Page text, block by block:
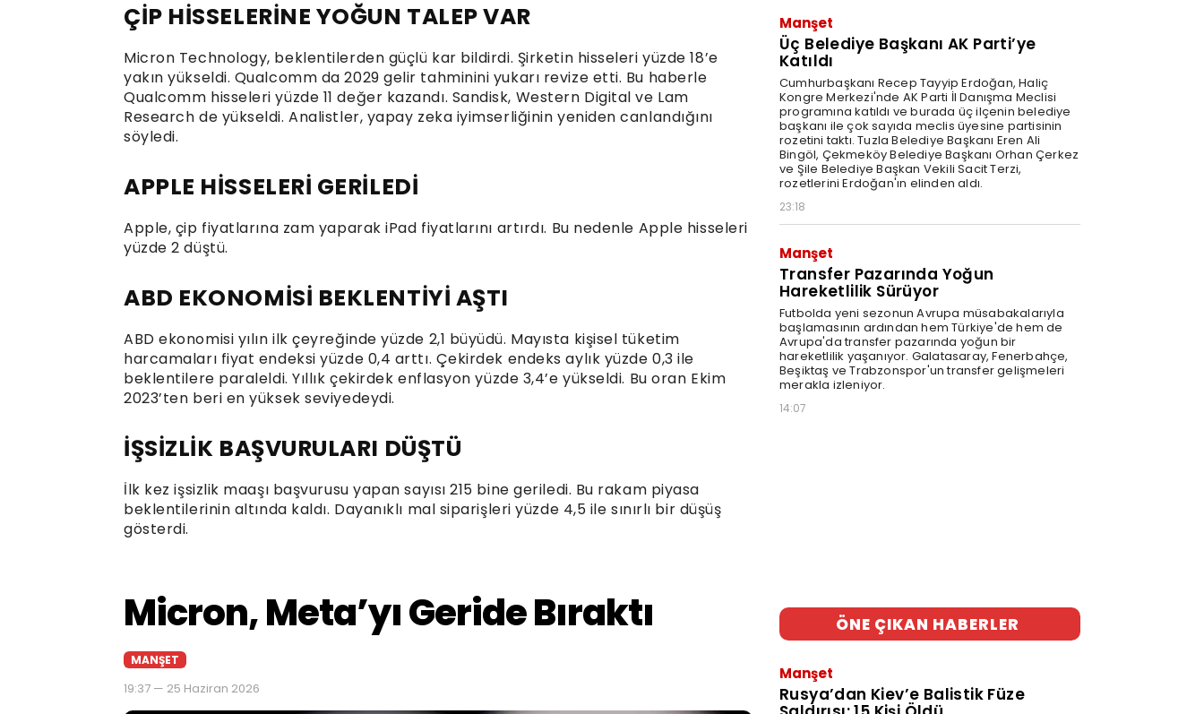
ÇİP HİSSELERİNE YOĞUN TALEP VAR
Micron Technology, beklentilerden güçlü kar bildirdi. Şirketin hisseleri yüzde 18’e
yakın yükseldi. Qualcomm da 2029 gelir tahminini yukarı revize etti. Bu haberle
Qualcomm hisseleri yüzde 11 değer kazandı. Sandisk, Western Digital ve Lam
Research de yükseldi. Analistler, yapay zeka iyimserliğinin yeniden canlandığını
söyledi.
APPLE HİSSELERİ GERİLEDİ
Apple, çip fiyatlarına zam yaparak iPad fiyatlarını artırdı. Bu nedenle Apple hisseleri
yüzde 2 düştü.
ABD EKONOMİSİ BEKLENTİYİ AŞTI
ABD ekonomisi yılın ilk çeyreğinde yüzde 2,1 büyüdü. Mayısta kişisel tüketim
harcamaları fiyat endeksi yüzde 0,4 arttı. Çekirdek endeks aylık yüzde 0,3 ile
beklentilere paraleldi. Yıllık çekirdek enflasyon yüzde 3,4’e yükseldi. Bu oran Ekim
2023’ten beri en yüksek seviyedeydi.
İŞSİZLİK BAŞVURULARI DÜŞTÜ
İlk kez işsizlik maaşı başvurusu yapan sayısı 215 bine geriledi. Bu rakam piyasa
beklentilerinin altında kaldı. Dayanıklı mal siparişleri yüzde 4,5 ile sınırlı bir düşüş
gösterdi.
Manşet
Üç Belediye Başkanı AK Parti’ye
Katıldı
Cumhurbaşkanı Recep Tayyip Erdoğan, Haliç
Kongre Merkezi'nde AK Parti İl Danışma Meclisi
programına katıldı ve burada üç ilçenin belediye
başkanı ile çok sayıda meclis üyesine partisinin
rozetini taktı. Tuzla Belediye Başkanı Eren Ali
Bingöl, Çekmeköy Belediye Başkanı Orhan Çerkez
ve Şile Belediye Başkan Vekili Sacit Terzi,
rozetlerini Erdoğan'ın elinden aldı.
23:18
Manşet
Transfer Pazarında Yoğun
Hareketlilik Sürüyor
Futbolda yeni sezonun Avrupa müsabakalarıyla
başlamasının ardından hem Türkiye'de hem de
Avrupa'da transfer pazarında yoğun bir
hareketlilik yaşanıyor. Galatasaray, Fenerbahçe,
Beşiktaş ve Trabzonspor'un transfer gelişmeleri
merakla izleniyor.
14:07